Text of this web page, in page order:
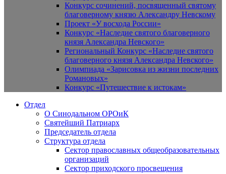
Конкурс сочинений, посвященный святому
благоверному князю Александру Невскому
Проект «У восхода России»
Конкурс «Наследие святого благоверного
князя Александра Невского»
Региональный Конкурс «Наследие святого
благоверного князя Александра Невского»
Олимпиада «Зарисовка из жизни последних
Романовых»
Конкурс «Путешествие к истокам»
Отдел
О Синодальном ОРОиК
Святейший Патриарх
Председатель отдела
Структура отдела
Сектор православных общеобразовательных
организаций
Сектор приходского просвещения